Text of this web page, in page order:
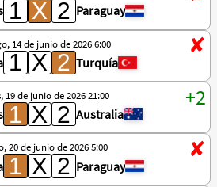
Paraguay
14 de junio de 2026 6:00
Turquía
19 de junio de 2026 21:00
Australia
20 de junio de 2026 5:00
Paraguay